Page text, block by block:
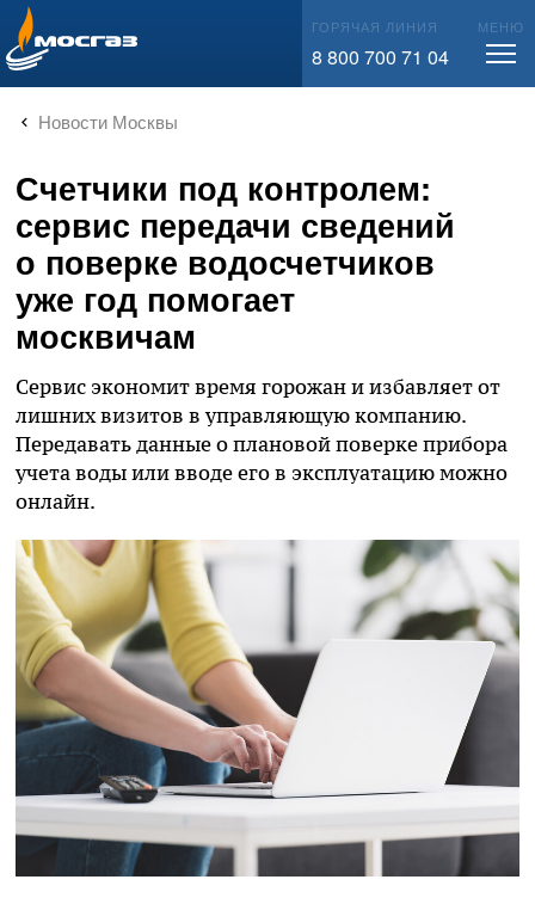
info@mos-gaz.ru ГОРЯЧАЯ ЛИНИЯ
8 800 700 71 04
МЕНЮ
Новости Москвы
Счетчики под контролем:
сервис передачи сведений
о поверке водосчетчиков
уже год помогает
москвичам
Сервис экономит время горожан и избавляет от
лишних визитов в управляющую компанию.
Передавать данные о плановой поверке прибора
учета воды или вводе его в эксплуатацию можно
онлайн.